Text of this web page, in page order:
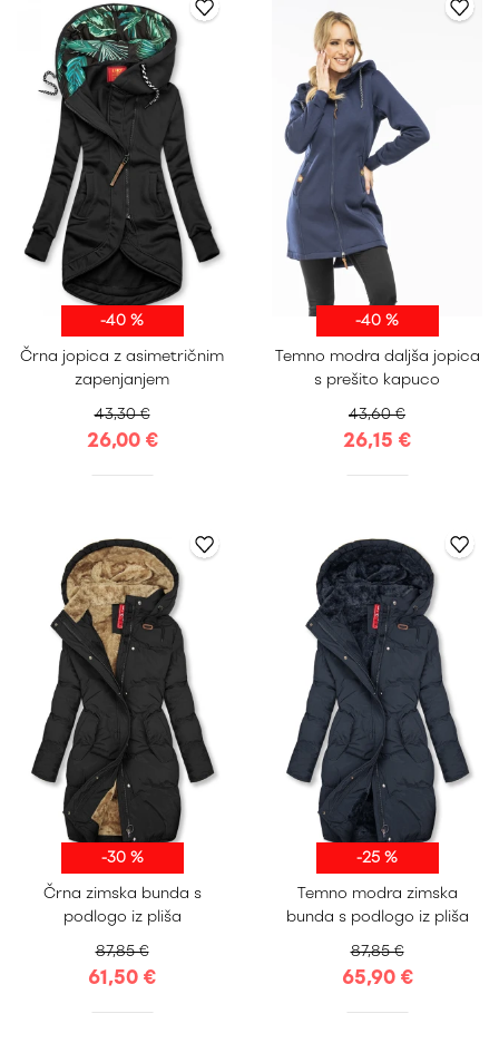
-40 %
Črna jopica z asimetričnim
zapenjanjem
43,30 €
26,00 €
S M L
XL
XXL
-40 %
Temno modra daljša jopica
s prešito kapuco
43,60 €
26,15 €
S M L
XL
XXL
-30 %
Črna zimska bunda s
podlogo iz pliša
87,85 €
61,50 €
S M L
XL
XXL
-25 %
Temno modra zimska
bunda s podlogo iz pliša
87,85 €
65,90 €
S M L
XL
XXL